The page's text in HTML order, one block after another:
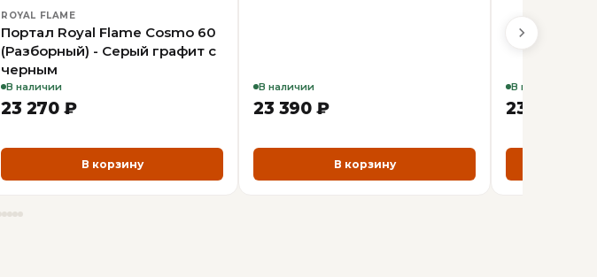
ROYAL FLAME
Портал Royal Flame Cosmo 60
(Разборный) - Серый графит с
черным
В наличии
23 270 ₽
В корзину
В наличии
23 390 ₽
В корзину
В наличии
23 390 ₽